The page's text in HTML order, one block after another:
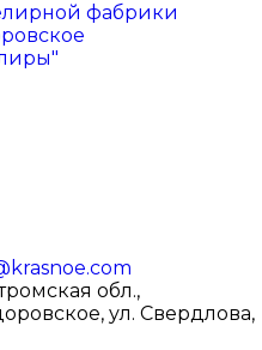
фабрики
обл.,
ул. Свердлова,